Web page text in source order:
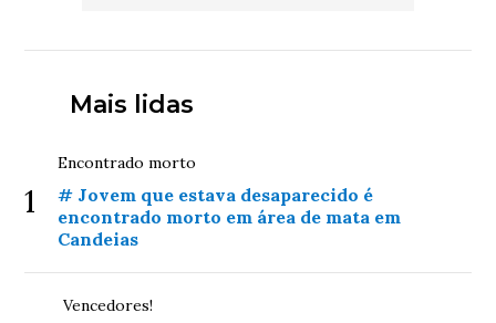
Mais lidas
1
Encontrado morto
# Jovem que estava desaparecido é
encontrado morto em área de mata em
Candeias
Vencedores!